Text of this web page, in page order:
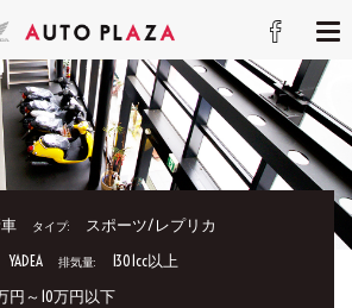
タイプ: スポーツ/レプリカ
YADEA 排気量: 1301cc以上
円～10万円以下